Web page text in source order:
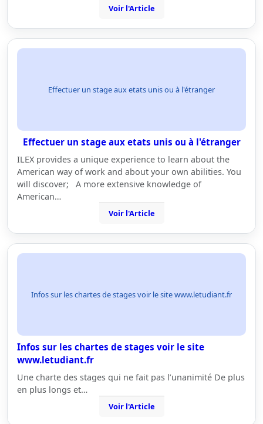
Voir l'Article
Effectuer un stage aux etats unis ou à l'étranger
Effectuer un stage aux etats unis ou à l'étranger
ILEX provides a unique experience to learn about the
American way of work and about your own abilities. You
will discover; A more extensive knowledge of
American…
Voir l'Article
Infos sur les chartes de stages voir le site www.letudiant.fr
Infos sur les chartes de stages voir le site
www.letudiant.fr
Une charte des stages qui ne fait pas l’unanimité De plus
en plus longs et…
Voir l'Article